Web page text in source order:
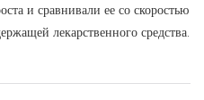
и сравнивали ее со скоростью
лекарственного средства.